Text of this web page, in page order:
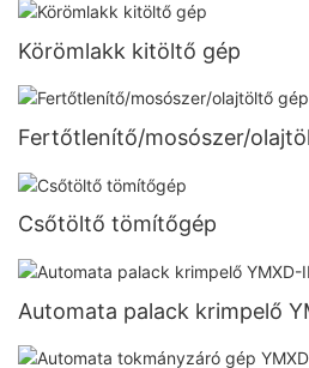
Körömlakk kitöltő gép
Fertőtlenítő/mosószer/
Csőtöltő tömítőgép
Automata palack krimpelő